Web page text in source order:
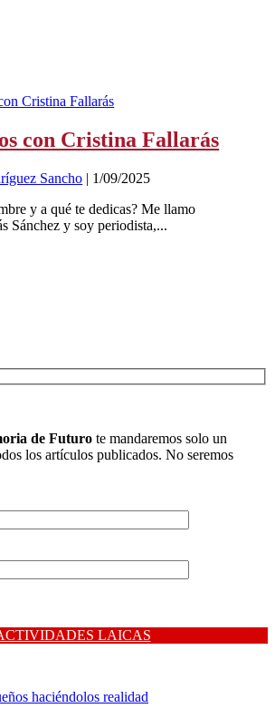
con Cristina Fallarás
Sancho | 1/09/2025
y a qué te dedicas? Me llamo
Sánchez y soy periodista,...
de Futuro te mandaremos solo un
los artículos publicados. No seremos
LAICAS
haciéndolos realidad